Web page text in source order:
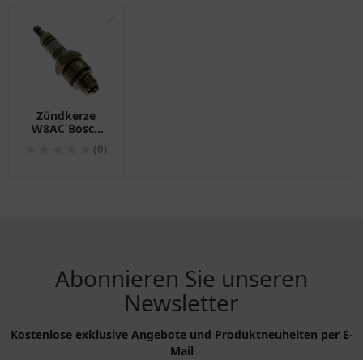
✅
Zündkerze
W8AC Bosch
Alternative:(0)
Abonnieren Sie unseren
Newsletter
Kostenlose exklusive Angebote und Produktneuheiten per E-
Mail